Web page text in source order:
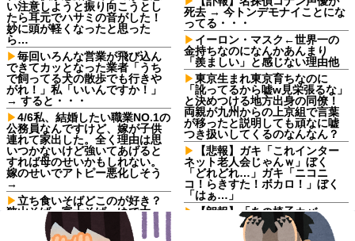
い注意しようと振り向こうとし
たら耳元でハサミの音がした！
妙に頭が軽くなったと思った
ら…
毎回いろんな営業が飛び込ん
できてカッとなった業者「うち
で飼ってる犬の散歩でも行きや
がれ！」私「いいんですか！」
→ すると・・・
4/6私、結婚したい職業NO.1の
公務員なんですけど、嫁が子供
連れて家出した。全く理由は思
いつかないけど強いてあげると
すれば母のせいかもしれない。
嫁のせいでアトピー悪化しそう
→
立ち食いそばどこのが好き？
狭山そば、富士そば、ゆで太
郎、小諸そば、箱根そば、しぶ
そば、梅もと、いろり庵
死去 → 今トンデモナイことにな
ってる・・・
イーロン・マスク←世界一の
金持ちなのになんかあんまり
「羨ましい」と感じない理由他
東京生まれ東京育ちなのに
「訛ってるから嘘w見栄張るな」
と決めつける地方出身の同僚！
両親が九州からの上京組で言葉
が移ったと説明しても頑なに嘘
つき扱いしてくるのなんなん？
【悲報】ガキ「これインター
ネット老人会じゃんｗ」ぼく
「どれどれ…」ガキ「ニコニ
コ！らきすた！ボカロ！」ぼく
「はぁ…」
【朗報】「あの椅子カバー」
のカプセルトイ、爆誕。自宅や
職場をパチンコ屋にしちゃおう